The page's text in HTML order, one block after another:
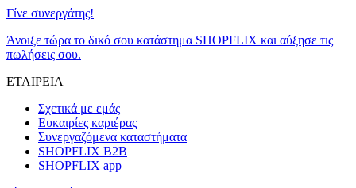
Γίνε συνεργάτης!
Άνοιξε τώρα το δικό σου κατάστημα SHOPFLIX και αύξησε τις
πωλήσεις σου.
ΕΤΑΙΡΕΙΑ
Σχετικά με εμάς
Ευκαιρίες καριέρας
Συνεργαζόμενα καταστήματα
SHOPFLIX B2B
SHOPFLIX app